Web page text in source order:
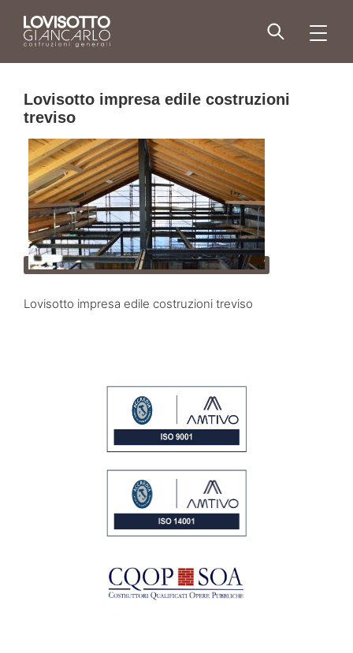
content
Lovisotto impresa edile costruzioni
treviso
Lovisotto impresa edile costruzioni treviso